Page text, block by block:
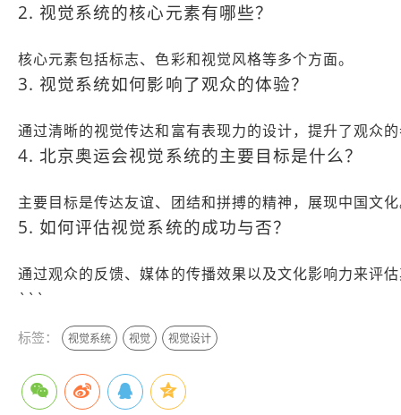
2. 视觉系统的核心元素有哪些？
核心元素包括标志、色彩和视觉风格等多个方面。
3. 视觉系统如何影响了观众的体验？
通过清晰的视觉传达和富有表现力的设计，提升了观众
4. 北京奥运会视觉系统的主要目标是什么？
主要目标是传达友谊、团结和拼搏的精神，展现中国文
5. 如何评估视觉系统的成功与否？
通过观众的反馈、媒体的传播效果以及文化影响力来评
```
标签： 视觉系统 视觉 视觉设计